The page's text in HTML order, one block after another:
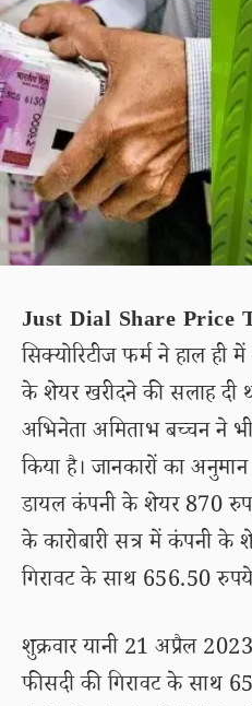
Just Dial Share Price
सिक्योरिटीज फर्म ने हाल ही
के शेयर खरीदने की सलाह दी
अभिनेता अमिताभ बच्चन ने
किया है। जानकारों का
डायल कंपनी के शेयर 870
के कारोबारी सत्र में कंपनी
गिरावट के साथ 656.50 रुपये
शुक्रवार यानी 21 अप्रैल
फीसदी की गिरावट के साथ